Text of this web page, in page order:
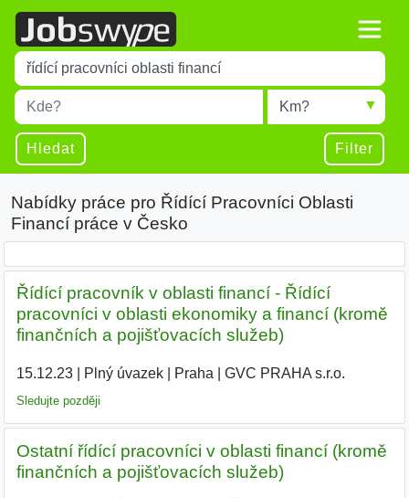
Title
Type 1 or more characters for results.
Místo
Type 1 or more characters for results.
Radius
Hledat Filter
Nabídky práce pro Řídící Pracovníci Oblasti
Financí práce v Česko
Řídící pracovník v oblasti financí - Řídící
pracovníci v oblasti ekonomiky a financí (kromě
finančních a pojišťovacích služeb)
15.12.23| Plný úvazek| Praha GVC PRAHA s.r.o.
Sledujte později
Ostatní řídící pracovníci v oblasti financí (kromě
finančních a pojišťovacích služeb)